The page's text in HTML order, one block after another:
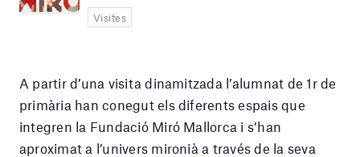
Visites
A partir d’una visita dinamitzada l’alumnat de 1r de
primària han conegut els diferents espais que
integren la Fundació Miró Mallorca i s’han
aproximat a l’univers mironià a través de la seva